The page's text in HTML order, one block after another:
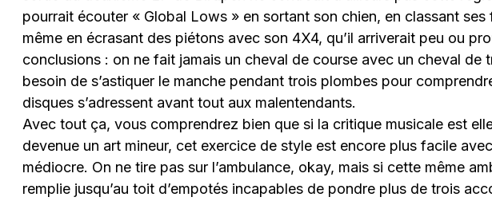
pourrait écouter « Global Lows » en sortant son chien, en classant
même en écrasant des piétons avec son 4X4, qu’il arriverait peu ou
conclusions : on ne fait jamais un cheval de course avec un cheval de
besoin de s’astiquer le manche pendant trois plombes pour
disques s’adressent avant tout aux malentendants.
Avec tout ça, vous comprendrez bien que si la critique musicale est
devenue un art mineur, cet exercice de style est encore plus facile
médiocre. On ne tire pas sur l’ambulance, okay, mais si cette même
remplie jusqu’au toit d’empotés incapables de pondre plus de trois